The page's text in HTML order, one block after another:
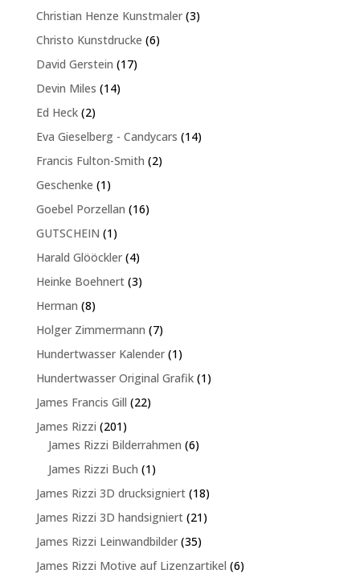
Produkte
Christian Henze Kunstmaler 33
Christo Kunstdrucke 66
David Gerstein 1717
Devin Miles 1414
Ed Heck 22
Produkte
Eva Gieselberg - Candycars 1414
Francis Fulton-Smith 22
Geschenke 11
Produkt
Goebel Porzellan 1616
GUTSCHEIN 11
Produkt
Harald Glööckler 44
Produkte
Heinke Boehnert 33
Herman 88
Holger Zimmermann 77
Produkte
Hundertwasser Kalender 11
Produkt
Hundertwasser Original Grafik 11
James Francis Gill 2222
James Rizzi 201201
Produkte
James Rizzi Bilderrahmen 66
James Rizzi Buch 11
Produkt
James Rizzi 3D drucksigniert 1818
Produkte
James Rizzi 3D handsigniert 2121
James Rizzi Leinwandbilder 3535
Produkte
James Rizzi Motive auf Lizenzartikel 66